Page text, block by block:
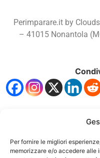
Per fornire le migliori
memorizzare e/o accedere alle
Perimparare.it by
– 41015 Nonantola